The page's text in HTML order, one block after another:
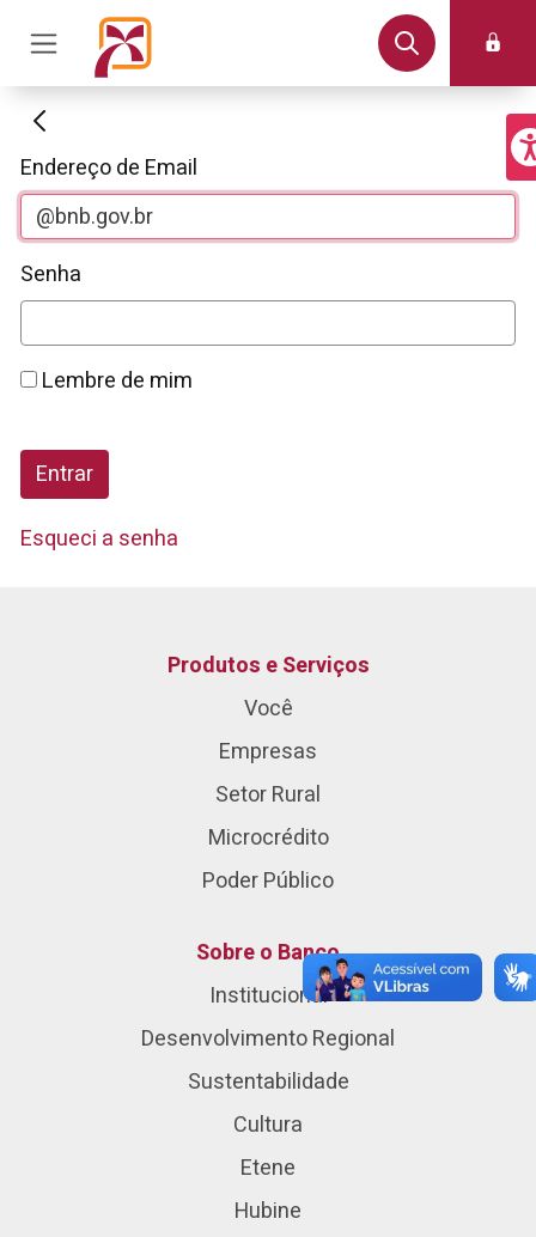
Autenticação
Endereço de Email
Senha
Lembre de mim
Entrar
Esqueci a senha
Produtos e Serviços
Você
Empresas
Setor Rural
Microcrédito
Poder Público
Sobre o Banco
Institucional
Desenvolvimento Regional
Sustentabilidade
Cultura
Etene
Hubine